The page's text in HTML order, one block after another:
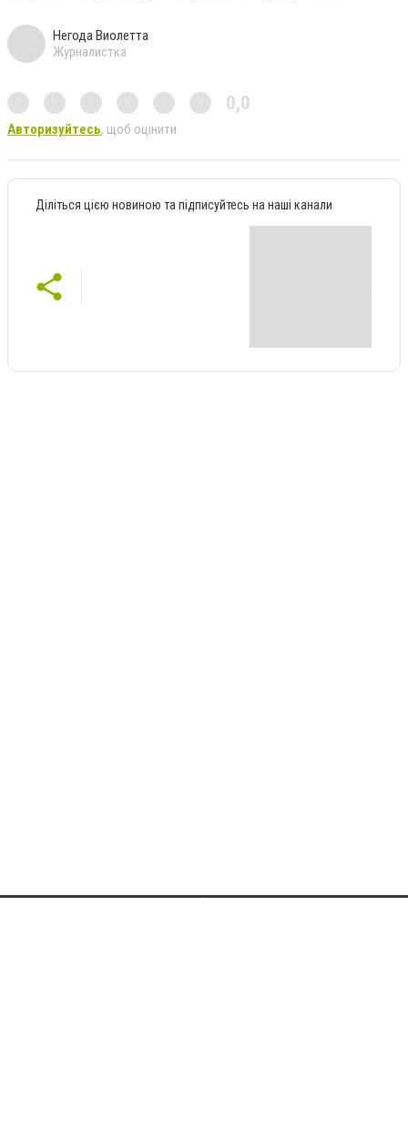
Негода Виолетта
Журналистка
0,0
Авторизуйтесь, щоб оцінити
Діліться цією новиною та підписуйтесь на наші канали